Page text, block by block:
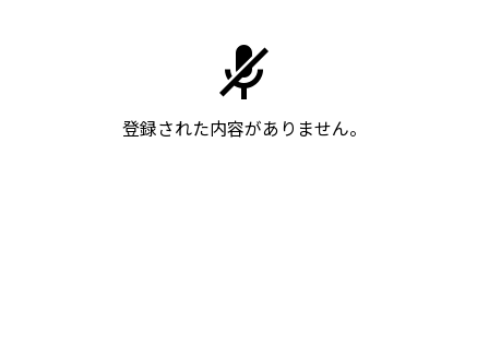
登録された内容がありません。